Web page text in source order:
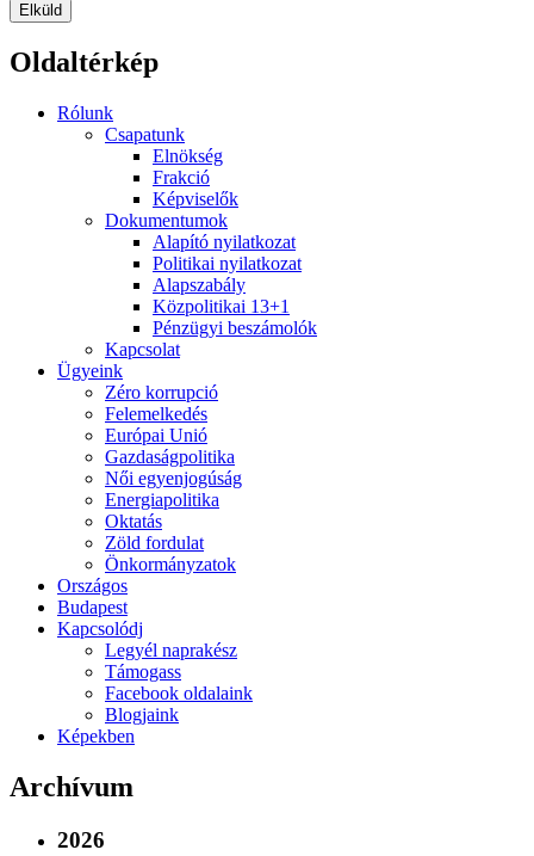
Elküld
Oldaltérkép
Rólunk
Csapatunk
Elnökség
Frakció
Képviselők
Dokumentumok
Alapító nyilatkozat
Politikai nyilatkozat
Alapszabály
Közpolitikai 13+1
Pénzügyi beszámolók
Kapcsolat
Ügyeink
Zéro korrupció
Felemelkedés
Európai Unió
Gazdaságpolitika
Női egyenjogúság
Energiapolitika
Oktatás
Zöld fordulat
Önkormányzatok
Országos
Budapest
Kapcsolódj
Legyél naprakész
Támogass
Facebook oldalaink
Blogjaink
Képekben
Archívum
2026